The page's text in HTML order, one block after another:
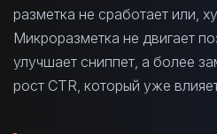
разметка не сработает или,
Микроразметка не двигает
улучшает сниппет, а более
рост CTR, который уже